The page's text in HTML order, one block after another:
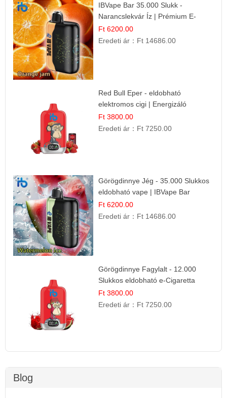
IBVape Bar 35.000 Slukk -
Narancslekvár Íz | Prémium E-
cigaretta
Ft 6200.00
Eredeti ár： Ft 14686.00
Red Bull Eper - eldobható
elektromos cigi | Energizáló
Gyümölcs Íz
Ft 3800.00
Eredeti ár： Ft 7250.00
Görögdinnye Jég - 35.000 Slukkos
eldobható vape | IBVape Bar
Frissítő Nyári Íz
Ft 6200.00
Eredeti ár： Ft 14686.00
Görögdinnye Fagylalt - 12.000
Slukkos eldobható e-Cigaretta
Ft 3800.00
Eredeti ár： Ft 7250.00
Blog